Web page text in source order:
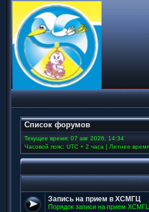
Список форумов
Текущее время: 07 авг 2026, 14:34
Часовой пояс: UTC + 2 часа [ Летнее
Запись на прием в ХСМГЦ
Порядок записи на прием